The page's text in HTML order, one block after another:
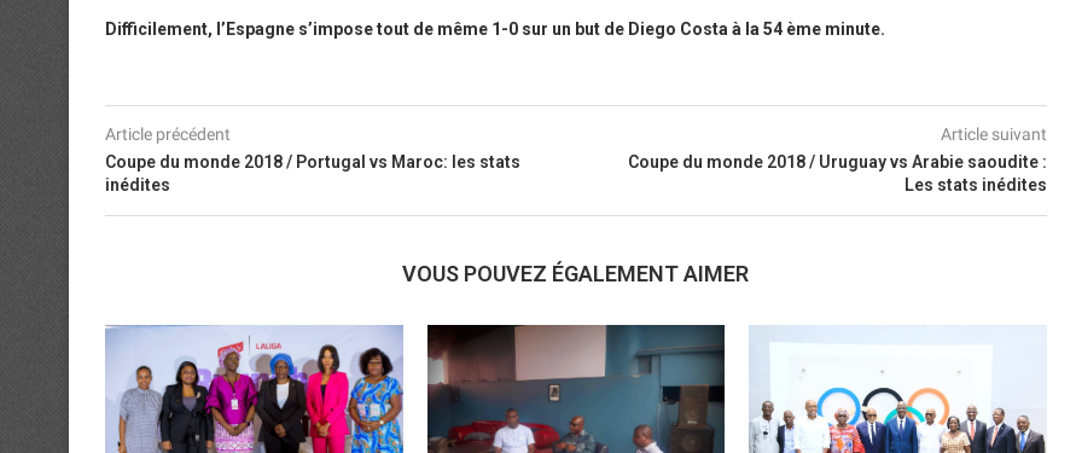
Difficilement, l’Espagne s’impose tout de même 1-0 sur un but de Diego Costa à la 54 ème minute.
Article précédent
Coupe du monde 2018 / Portugal vs Maroc: les stats
inédites
Article suivant
Coupe du monde 2018 / Uruguay vs Arabie saoudite :
Les stats inédites
VOUS POUVEZ ÉGALEMENT AIMER